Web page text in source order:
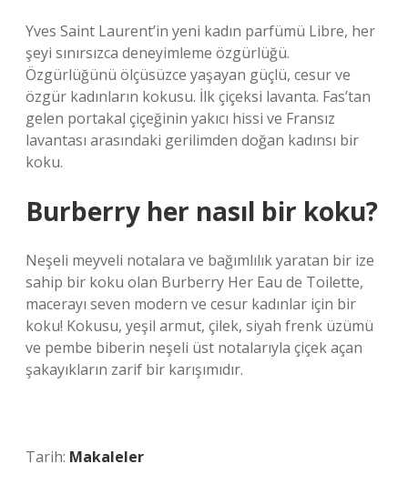
Yves Saint Laurent’in yeni kadın parfümü Libre, her
şeyi sınırsızca deneyimleme özgürlüğü.
Özgürlüğünü ölçüsüzce yaşayan güçlü, cesur ve
özgür kadınların kokusu. İlk çiçeksi lavanta. Fas’tan
gelen portakal çiçeğinin yakıcı hissi ve Fransız
lavantası arasındaki gerilimden doğan kadınsı bir
koku.
Burberry her nasıl bir koku?
Neşeli meyveli notalara ve bağımlılık yaratan bir ize
sahip bir koku olan Burberry Her Eau de Toilette,
macerayı seven modern ve cesur kadınlar için bir
koku! Kokusu, yeşil armut, çilek, siyah frenk üzümü
ve pembe biberin neşeli üst notalarıyla çiçek açan
şakayıkların zarif bir karışımıdır.
Tarih: Makaleler